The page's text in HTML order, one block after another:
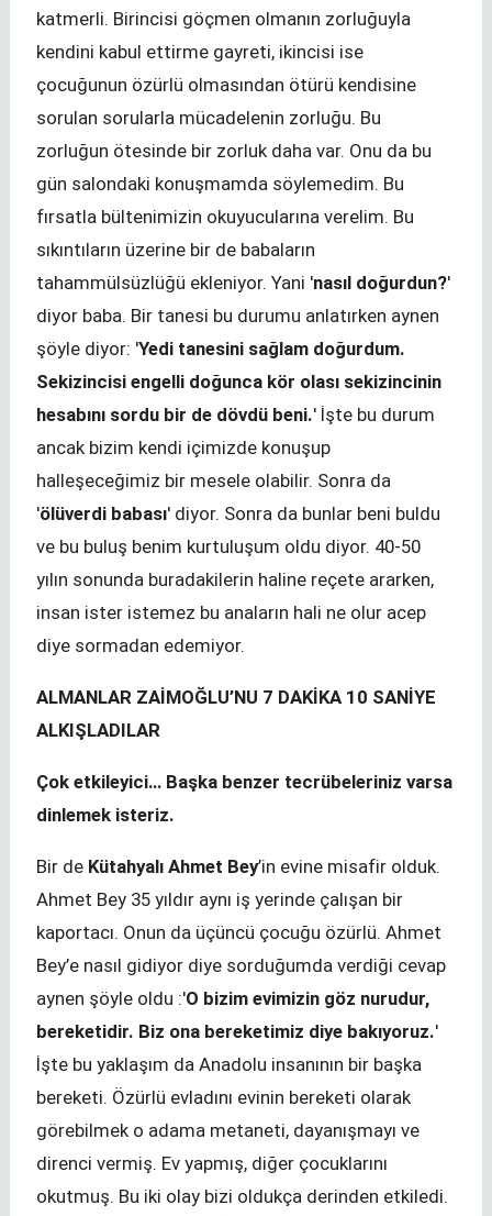
katmerli. Birincisi göçmen olmanın zorluğuyla
kendini kabul ettirme gayreti, ikincisi ise
çocuğunun özürlü olmasından ötürü kendisine
sorulan sorularla mücadelenin zorluğu. Bu
zorluğun ötesinde bir zorluk daha var. Onu da bu
gün salondaki konuşmamda söylemedim. Bu
fırsatla bültenimizin okuyucularına verelim. Bu
sıkıntıların üzerine bir de babaların
tahammülsüzlüğü ekleniyor. Yani 'nasıl doğurdun?'
diyor baba. Bir tanesi bu durumu anlatırken aynen
şöyle diyor: 'Yedi tanesini sağlam doğurdum.
Sekizincisi engelli doğunca kör olası sekizincinin
hesabını sordu bir de dövdü beni.' İşte bu durum
ancak bizim kendi içimizde konuşup
halleşeceğimiz bir mesele olabilir. Sonra da
'ölüverdi babası' diyor. Sonra da bunlar beni buldu
ve bu buluş benim kurtuluşum oldu diyor. 40-50
yılın sonunda buradakilerin haline reçete ararken,
insan ister istemez bu anaların hali ne olur acep
diye sormadan edemiyor.
ALMANLAR ZAİMOĞLU’NU 7 DAKİKA 10 SANİYE
ALKIŞLADILAR
Çok etkileyici… Başka benzer tecrübeleriniz varsa
dinlemek isteriz.
Bir de Kütahyalı Ahmet Bey’in evine misafir olduk.
Ahmet Bey 35 yıldır aynı iş yerinde çalışan bir
kaportacı. Onun da üçüncü çocuğu özürlü. Ahmet
Bey’e nasıl gidiyor diye sorduğumda verdiği cevap
aynen şöyle oldu :'O bizim evimizin göz nurudur,
bereketidir. Biz ona bereketimiz diye bakıyoruz.'
İşte bu yaklaşım da Anadolu insanının bir başka
bereketi. Özürlü evladını evinin bereketi olarak
görebilmek o adama metaneti, dayanışmayı ve
direnci vermiş. Ev yapmış, diğer çocuklarını
okutmuş. Bu iki olay bizi oldukça derinden etkiledi.